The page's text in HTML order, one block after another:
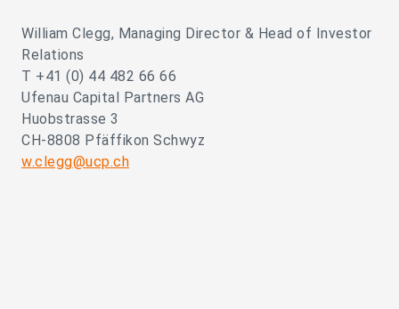
William Clegg, Managing Director & Head of Investor
Relations
T +41 (0) 44 482 66 66
Ufenau Capital Partners AG
Huobstrasse 3
CH-8808 Pfäffikon Schwyz
w.clegg@ucp.ch